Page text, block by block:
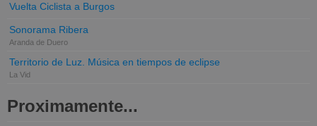
Vuelta Ciclista a Burgos
Sonorama Ribera
Aranda de Duero
Territorio de Luz. Música en tiempos de eclipse
La Vid
Proximamente...